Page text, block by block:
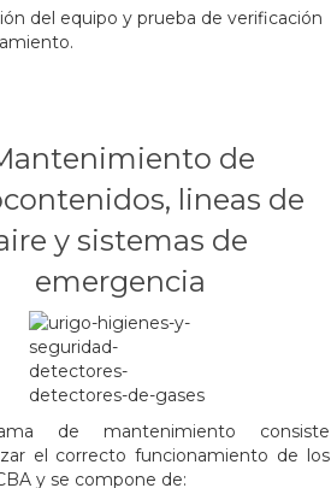
del equipo y prueba de verificación
de
lineas de
y sistemas de
emergencia
de mantenimiento consiste
el correcto funcionamiento de los
y se compone de: